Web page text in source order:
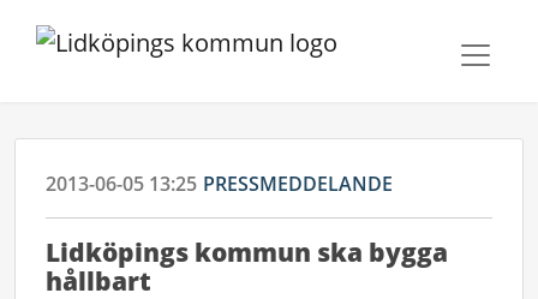
2013-06-05 13:25 PRESSMEDDELANDE
Lidköpings kommun ska bygga
hållbart